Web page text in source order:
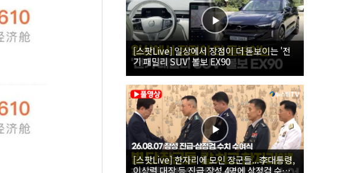
[스팟Live] 일상에서 장점이 더 돋보이는 '전
기 패밀리 SUV' 볼보 EX90
[스팟Live] 한자리에 모인 장군들...李대통령,
이상렬 대장 등 진급 장성 4명에 삼정검 수치